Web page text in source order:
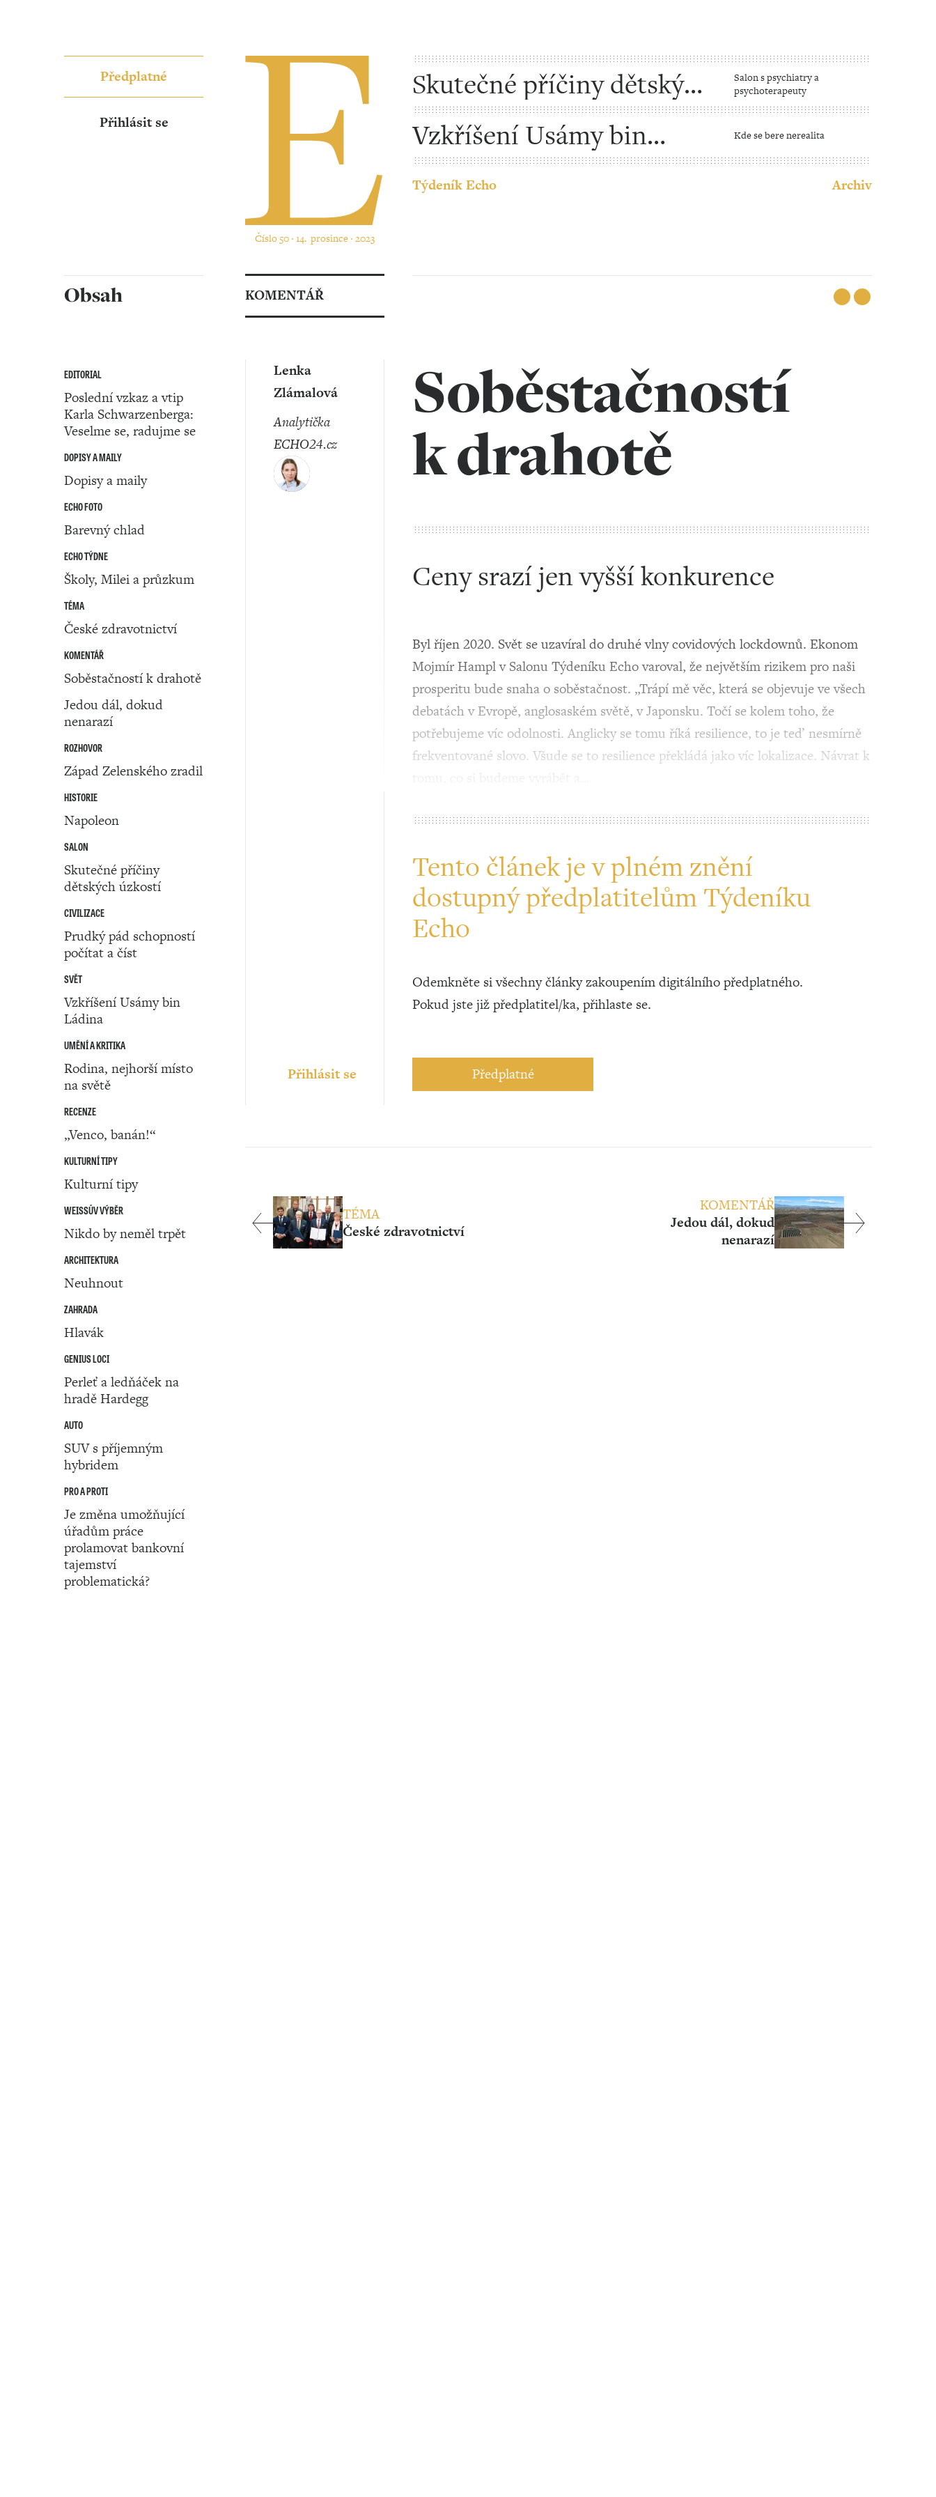
Číslo 50 ‧ 14. prosince ‧ 2023
Skutečné příčiny dětských
úzkostí
Salon s psychiatry a
psychoterapeuty
Vzkříšení Usámy bin
Ládina
Kde se bere nerealita
Týdeník Echo Archiv
Předplatné
Přihlásit se
Obsah
EDITORIAL
Poslední vzkaz a vtip
Karla Schwarzenberga:
Veselme se, radujme se
DOPISY A MAILY
Dopisy a maily
ECHO FOTO
Barevný chlad
ECHO TÝDNE
Školy, Milei a průzkum
TÉMA
České zdravotnictví
KOMENTÁŘ
Soběstačností k drahotě
Jedou dál, dokud
nenarazí
ROZHOVOR
Západ Zelenského zradil
HISTORIE
Napoleon
SALON
Skutečné příčiny
dětských úzkostí
CIVILIZACE
Prudký pád schopností
počítat a číst
SVĚT
Vzkříšení Usámy bin
Ládina
UMĚNÍ A KRITIKA
Rodina, nejhorší místo
na světě
RECENZE
„Venco, banán!“
KULTURNÍ TIPY
Kulturní tipy
WEISSŮV VÝBĚR
Nikdo by neměl trpět
ARCHITEKTURA
Neuhnout
ZAHRADA
Hlavák
GENIUS LOCI
Perleť a ledňáček na
hradě Hardegg
AUTO
SUV s příjemným
hybridem
PRO A PROTI
Je změna umožňující
úřadům práce
prolamovat bankovní
tajemství
problematická?
KOMENTÁŘ
Soběstačností
k drahotě
Ceny srazí jen vyšší konkurence
Lenka
Zlámalová
analytička
ECHO24.cz
Byl říjen 2020. Svět se uzavíral do druhé vlny covidových lockdownů. Ekonom
Mojmír Hampl v Salonu Týdeníku Echo varoval, že největším rizikem pro naši
prosperitu bude snaha o soběstačnost. „Trápí mě věc, která se objevuje ve všech
debatách v Evropě, anglosaském světě, v Japonsku. Točí se kolem toho, že
potřebujeme víc odolnosti. Anglicky se tomu říká resilience, to je teď nesmírně
frekventované slovo. Všude se to resilience překládá jako víc lokalizace. Návrat k
Tento článek je v plném znění
dostupný předplatitelům Týdeníku
Echo
Odemkněte si všechny články zakoupením digitálního předplatného.
Pokud jste již předplatitel/ka, přihlaste se.
Předplatné
Přihlásit se
KOMENTÁŘ
Jedou dál, dokud
nenarazí
TÉMA
České zdravotnictví